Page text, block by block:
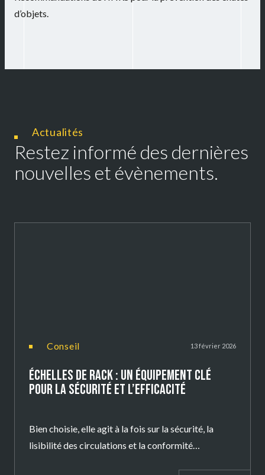
d’objets.
Actualités
Restez informé des dernières
nouvelles et évènements.
conseil 13 février 2026
ÉCHELLES DE RACK : UN ÉQUIPEMENT CLÉ
POUR LA SÉCURITÉ ET L’EFFICACITÉ
Bien choisie, elle agit à la fois sur la sécurité, la
lisibilité des circulations et la conformité